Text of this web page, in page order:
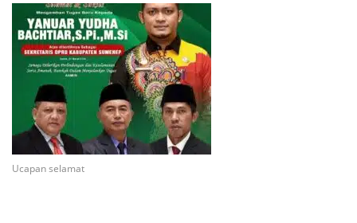
Ucapan selamat